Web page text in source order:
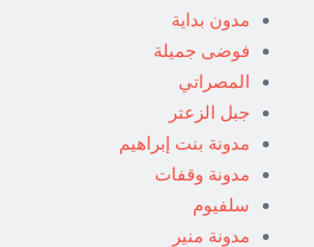
مدون بداية
فوضى جميلة
المصراتي
جبل الزعتر
مدونة بنت إبراهيم
مدونة وقفات
سلفيوم
مدونة منير